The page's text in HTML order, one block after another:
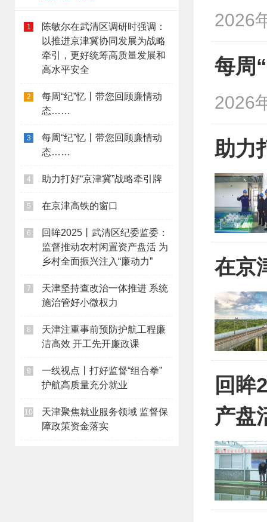
1
陈敏尔在武清区调研时强调：
以推进京津冀协同发展为战略
牵引，更好统筹高质量发展和
高水平安全
2
每周“纪”忆丨带您回顾廉情动
态……
3
每周“纪”忆丨带您回顾廉情动
态……
4 助力打好“京津冀”战略牵引牌
5 在京津高铁的窗口
6
回眸2025丨武清区纪委监委：
监督推动农村闲置资产盘活 为
乡村全面振兴注入“廉动力”
7
天津坚持查改治一体推进 系统
施治管好小微权力
8
天津注重事前预防护航工程廉
洁高效 开工先开廉政课
9
一线视点丨打好监督“组合拳”
护航高质量充分就业
10
天津聚焦就业服务领域 监督保
障政策资金落实
2026
每周
2026
助力
在京
回眸
产盘